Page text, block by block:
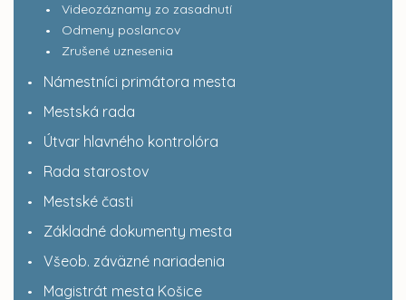
Videozáznamy zo zasadnutí
Odmeny poslancov
Zrušené uznesenia
Námestníci primátora mesta
Mestská rada
Útvar hlavného kontrolóra
Rada starostov
Mestské časti
Základné dokumenty mesta
Všeob. záväzné nariadenia
Magistrát mesta Košice